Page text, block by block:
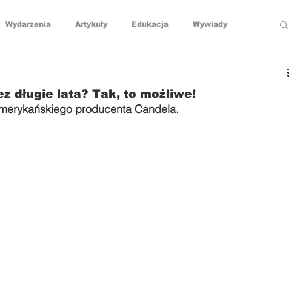
Wydarzenia Artykuły Edukacja Wywiady
długie lata? Tak, to możliwe!
producenta Candela.